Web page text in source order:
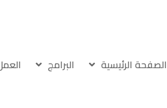
الصفحة الرئيسية البرامج